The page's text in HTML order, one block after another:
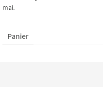
mai.
Panier